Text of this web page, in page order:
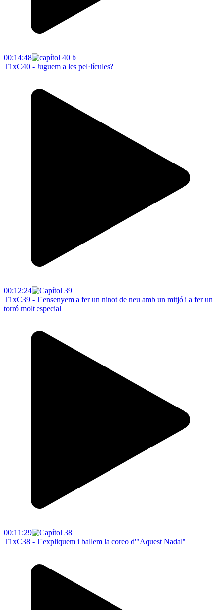
00:14:48
T1xC40 - Juguem a les pel·lícules?
00:12:24
T1xC39 - T'ensenyem a fer un ninot de neu amb un mitjó i a fer un
torró molt especial
00:11:29
T1xC38 - T'expliquem i ballem la coreo d'"Aquest Nadal"